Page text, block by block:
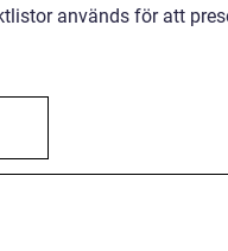
används för att